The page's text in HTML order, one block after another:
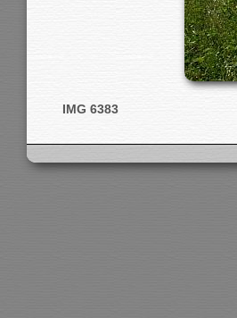
IMG 6383